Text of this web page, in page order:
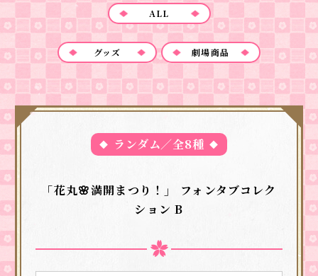
ALL
グッズ 劇場商品
ランダム／全8種
「花丸🌸満開まつり！」 フォンタブコレク
ション B